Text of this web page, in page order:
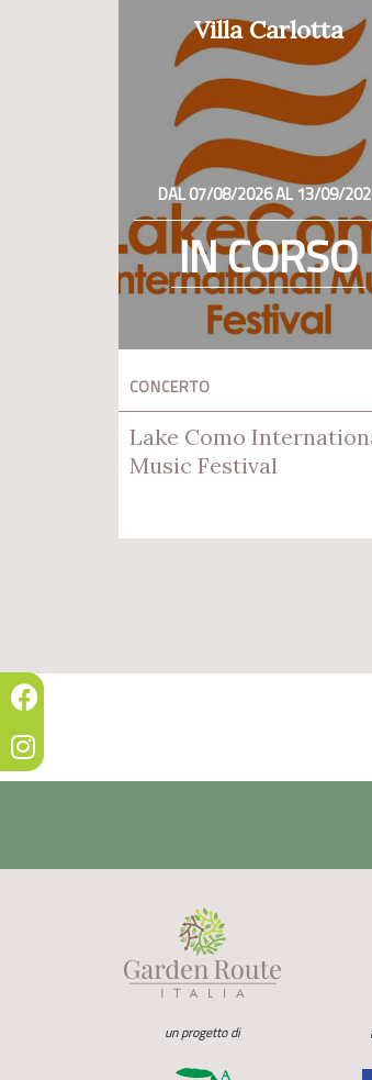
Villa Carlotta
DAL 07/08/2026 AL 13/09/
IN CORSO
CONCERTO
Lake Como
Music Festival
un progetto di